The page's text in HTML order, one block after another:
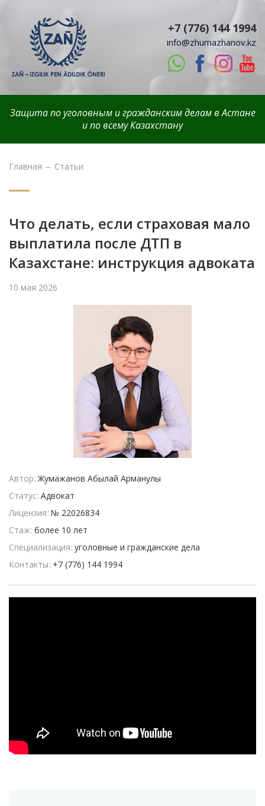
+7 (776) 144 1994
info@zhumazhanov.kz
Защита по уголовным и гражданским делам в Астане
и по всему Казахстану
Главная Статьи
Что делать, если страховая мало
выплатила после ДТП в
Казахстане: инструкция адвоката
10 мая 2026
Автор Жумажанов Абылай Арманулы
Статус Адвокат
Лицензия № 22026834
Стаж более 10 лет
Специализация уголовные и гражданские дела
Контакты +7 (776) 144 1994